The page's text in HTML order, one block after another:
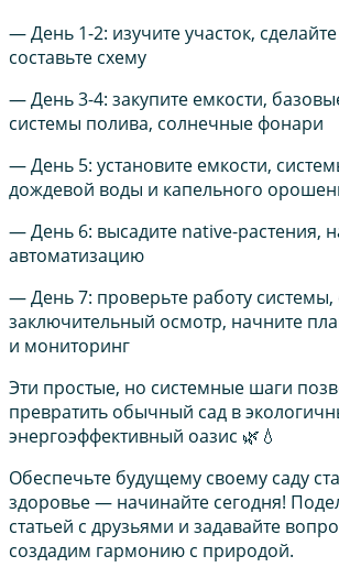
— День 1-2: изучите участок,
составьте схему
— День 3-4: закупите емкости,
системы полива, солнечные фонари
— День 5: установите емкости,
дождевой воды и капельного
— День 6: высадите native-растения,
автоматизацию
— День 7: проверьте работу системы,
заключительный осмотр, начните
и мониторинг
Эти простые, но системные шаги
превратить обычный сад в
энергоэффективный оазис 🌿💧
Обеспечьте будущему своему саду
здоровье — начинайте сегодня!
статьей с друзьями и задавайте
создадим гармонию с природой.